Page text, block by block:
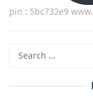
pin : 5bc732e9
for: